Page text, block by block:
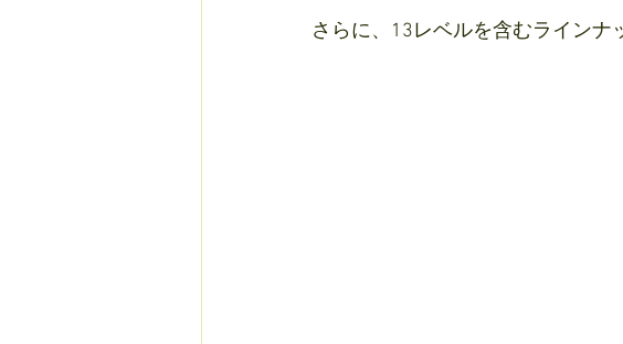
さらに、13レベルを含むライン